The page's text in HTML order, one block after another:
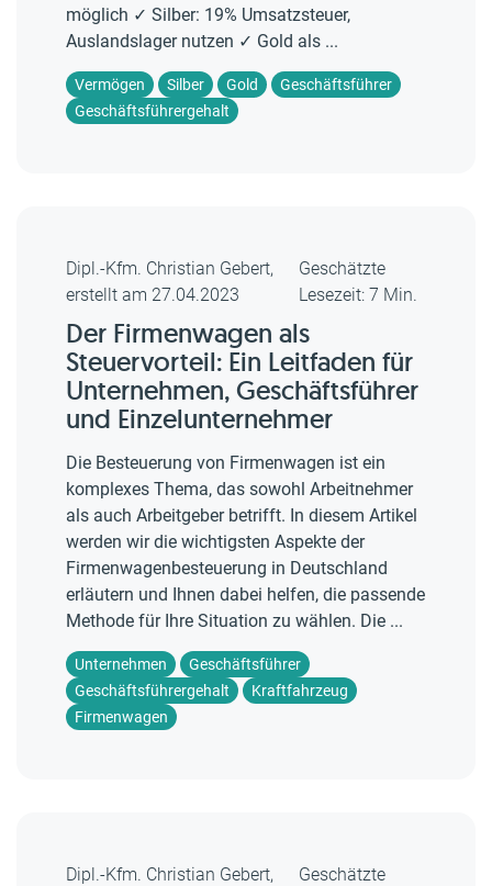
möglich ✓ Silber: 19% Umsatzsteuer,
Auslandslager nutzen ✓ Gold als ...
Vermögen Silber Gold
Geschäftsführer
Geschäftsführergehalt
Dipl.-Kfm. Christian Gebert,
erstellt am 27.04.2023
Geschätzte
Lesezeit: 7 Min.
Der Firmenwagen als
Steuervorteil: Ein Leitfaden für
Unternehmen, Geschäftsführer
und Einzelunternehmer
Die Besteuerung von Firmenwagen ist ein
komplexes Thema, das sowohl Arbeitnehmer
als auch Arbeitgeber betrifft. In diesem Artikel
werden wir die wichtigsten Aspekte der
Firmenwagenbesteuerung in Deutschland
erläutern und Ihnen dabei helfen, die passende
Methode für Ihre Situation zu wählen. Die ...
Unternehmen
Geschäftsführer
Geschäftsführergehalt
Kraftfahrzeug
Firmenwagen
Dipl.-Kfm. Christian Gebert,
Geschätzte